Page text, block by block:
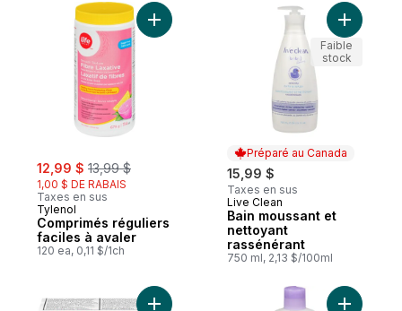
sale:
12,99 $ , formerly:
13,99 $
1,00 $ DE RABAIS
Taxes en sus
Tylenol
Comprimés réguliers
faciles à avaler
120 ea, 0,11 $/1ch
Ajouter Comprimés réguliers faciles à
Préparé au Canada
15,99 $
Taxes en sus
Préparé au Canada
Live Clean
Bain moussant et
nettoyant
rassénérant
750 ml, 2,13 $/100ml
Ajouter
Faible
stock